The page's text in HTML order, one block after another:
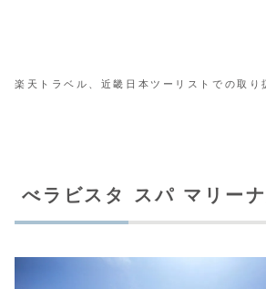
楽天トラベル、近畿日本ツーリストでの取り
べラビスタ スパ マリー